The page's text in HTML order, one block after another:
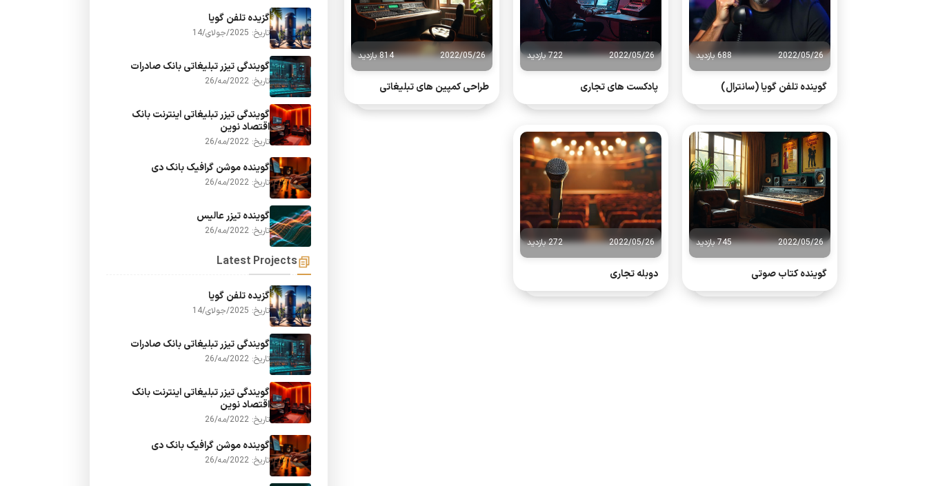
2022/05/26 688 بازدید
گوینده تلفن گویا (سانترال)
2022/05/26 722 بازدید
پادکست های تجاری
2022/05/26 814 بازدید
طراحی کمپین های تبلیغاتی
2022/05/26 745 بازدید
گوینده کتاب صوتی
2022/05/26 272 بازدید
دوبله تجاری
گزیده تلفن گویا
تاریخ: 2025/جولای/14
گویندگی تیزر تبلیغاتی بانک صادرات
تاریخ: 2022/مه/26
گویندگی تیزر تبلیغاتی اینترنت بانک
اقتصاد نوین
تاریخ: 2022/مه/26
گوینده موشن گرافیک بانک دی
تاریخ: 2022/مه/26
گوینده تیزر عالیس
تاریخ: 2022/مه/26
Latest Projects
گزیده تلفن گویا
تاریخ: 2025/جولای/14
گویندگی تیزر تبلیغاتی بانک صادرات
تاریخ: 2022/مه/26
گویندگی تیزر تبلیغاتی اینترنت بانک
اقتصاد نوین
تاریخ: 2022/مه/26
گوینده موشن گرافیک بانک دی
تاریخ: 2022/مه/26